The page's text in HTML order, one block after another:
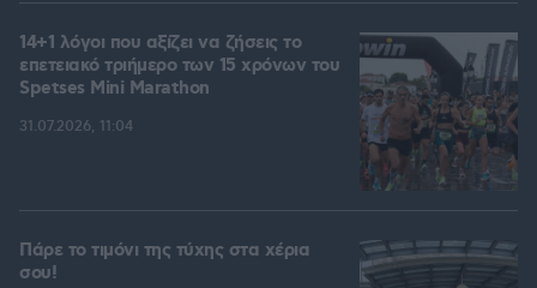
14+1 λόγοι που αξίζει να ζήσεις το
επετειακό τριήμερο των 15 χρόνων του
Spetses Mini Marathon
31.07.2026, 11:04
Πάρε το τιμόνι της τύχης στα χέρια
σου!